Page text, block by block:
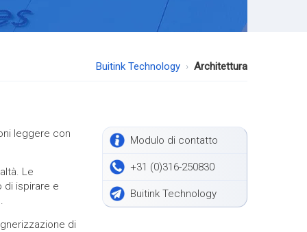
Buitink Technology Architettura
Modulo di contatto
+31 (0)316-250830
Buitink Technology
leggere con
Le
di ispirare e
di